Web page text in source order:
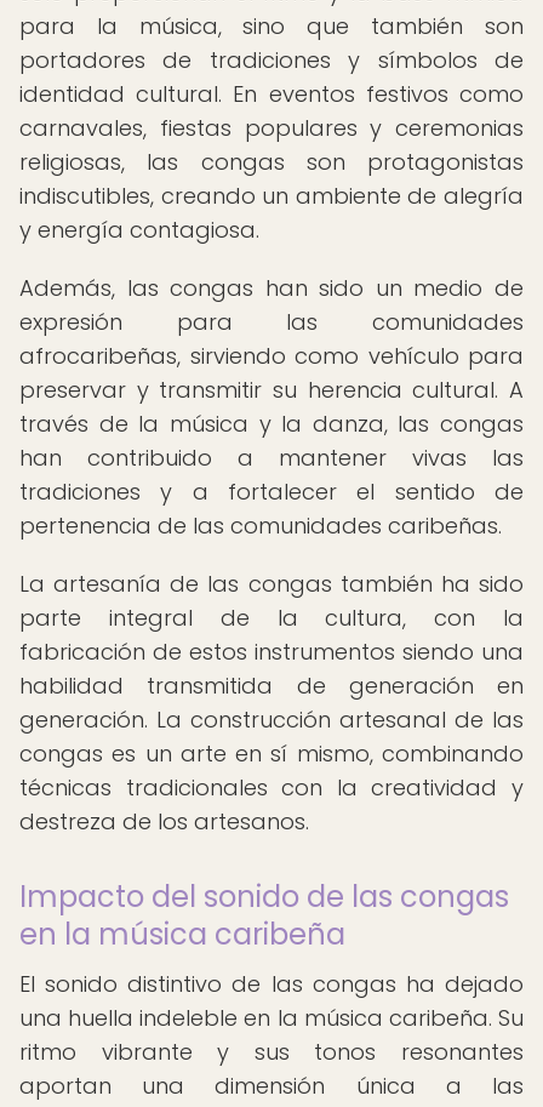
para la música, sino que también son
portadores de tradiciones y símbolos de
identidad cultural. En eventos festivos como
carnavales, fiestas populares y ceremonias
religiosas, las congas son protagonistas
indiscutibles, creando un ambiente de alegría
y energía contagiosa.
Además, las congas han sido un medio de
expresión para las comunidades
afrocaribeñas, sirviendo como vehículo para
preservar y transmitir su herencia cultural. A
través de la música y la danza, las congas
han contribuido a mantener vivas las
tradiciones y a fortalecer el sentido de
pertenencia de las comunidades caribeñas.
La artesanía de las congas también ha sido
parte integral de la cultura, con la
fabricación de estos instrumentos siendo una
habilidad transmitida de generación en
generación. La construcción artesanal de las
congas es un arte en sí mismo, combinando
técnicas tradicionales con la creatividad y
destreza de los artesanos.
Impacto del sonido de las congas
en la música caribeña
El sonido distintivo de las congas ha dejado
una huella indeleble en la música caribeña. Su
ritmo vibrante y sus tonos resonantes
aportan una dimensión única a las